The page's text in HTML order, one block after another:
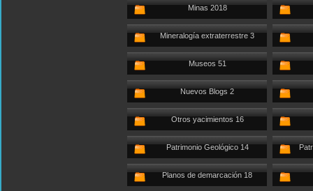
Minas 2018
Mineralogía extraterrestre 3
Museos 51
Nuevos Blogs 2
Otros yacimientos 16
Patrimonio Geológico 14
Planos de demarcación 18